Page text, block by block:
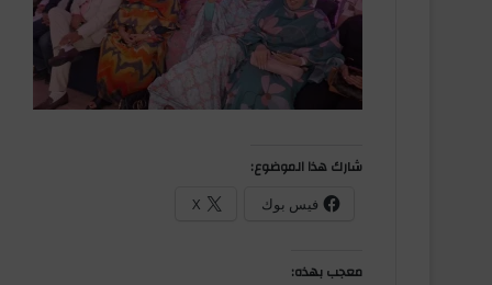
شارك هذا الموضوع:
فيس بوك X
معجب بهذه: